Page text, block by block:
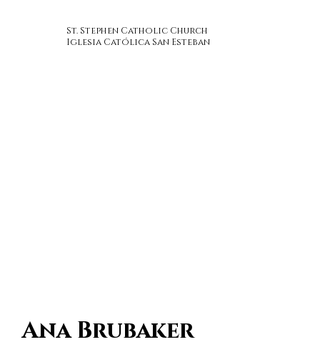
St. Stephen Catholic Church
Iglesia Católica San Esteban
Ana Brubaker